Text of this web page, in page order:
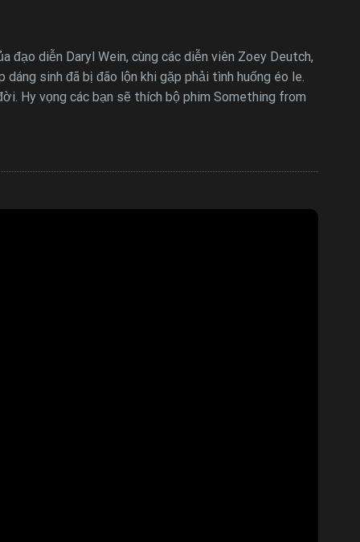
diễn Daryl Wein, cùng các diễn viên Zoey Deutch,
sinh đã bị đão lộn khi gặp phải tình huống éo le.
Hy vọng các bạn sẽ thích bộ phim Something from